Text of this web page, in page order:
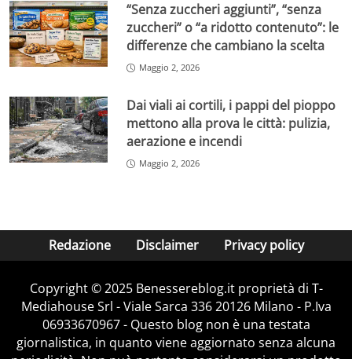
“Senza zuccheri aggiunti”, “senza
zuccheri” o “a ridotto contenuto”: le
differenze che cambiano la scelta
Maggio 2, 2026
Dai viali ai cortili, i pappi del pioppo
mettono alla prova le città: pulizia,
aerazione e incendi
Maggio 2, 2026
Redazione Disclaimer Privacy policy
Copyright © 2025 Benessereblog.it proprietà di T-
Mediahouse Srl - Viale Sarca 336 20126 Milano - P.Iva
06933670967 - Questo blog non è una testata
giornalistica, in quanto viene aggiornato senza alcuna